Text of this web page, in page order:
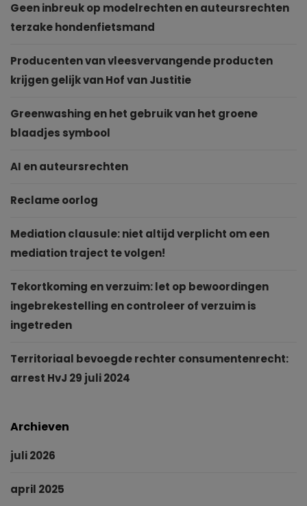
Geen inbreuk op modelrechten en auteursrechten
terzake hondenfietsmand
Producenten van vleesvervangende producten
krijgen gelijk van Hof van Justitie
Greenwashing en het gebruik van het groene
blaadjes symbool
AI en auteursrechten
Reclame oorlog
Mediation clausule: niet altijd verplicht om een
mediation traject te volgen!
Tekortkoming en verzuim: let op bewoordingen
ingebrekestelling en controleer of verzuim is
ingetreden
Territoriaal bevoegde rechter consumentenrecht:
arrest HvJ 29 juli 2024
Archieven
juli 2026
april 2025